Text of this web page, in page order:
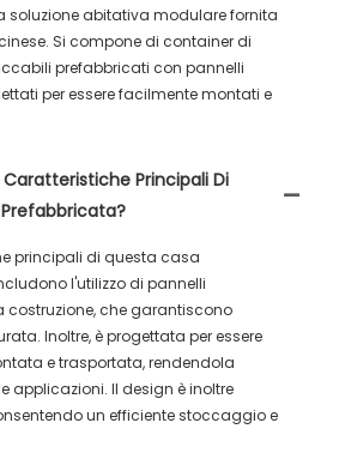
soluzione abitativa modulare fornita
Si compone di container di
prefabbricati con pannelli
per essere facilmente montati e
Caratteristiche Principali Di
principali di questa casa
l'utilizzo di pannelli
costruzione, che garantiscono
Inoltre, è progettata per essere
e trasportata, rendendola
applicazioni. Il design è inoltre
un efficiente stoccaggio e